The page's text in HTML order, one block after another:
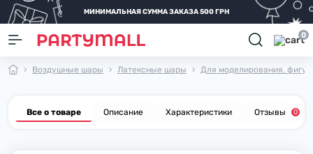
МИНИМАЛЬНАЯ СУММА ЗАКАЗА 500 ГРН
0
Воздушные шары Латексные шары Для моделирования,
Все о товаре Описание Характеристики Отзывы 0